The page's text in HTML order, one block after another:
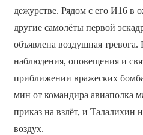
дежурстве. Рядом с его И­16 в
другие самолёты первой
объявлена воздушная
наблюдения, оповещения и
приближении вражеских
мин от командира авиаполка
приказ на взлёт, и Талалихин
воздух.